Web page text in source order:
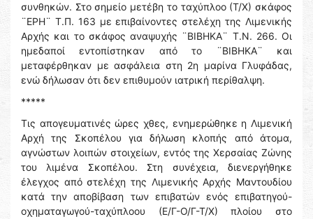
συνθηκών. Στο σημείο μετέβη το ταχύπλοο (Τ/Χ) σκάφος
¨ΕΡΗ¨ Τ.Π. 163 με επιβαίνοντες στελέχη της Λιμενικής
Αρχής και το σκάφος αναψυχής ¨ΒΙΒΗΚΑ¨ Τ.Ν. 266. Οι
ημεδαποί εντοπίστηκαν από το ¨ΒΙΒΗΚΑ¨ και
μεταφέρθηκαν με ασφάλεια στη 2η μαρίνα Γλυφάδας,
ενώ δήλωσαν ότι δεν επιθυμούν ιατρική περίθαλψη.
*****
Τις απογευματινές ώρες χθες, ενημερώθηκε η Λιμενική
Αρχή της Σκοπέλου για δήλωση κλοπής από άτομα,
αγνώστων λοιπών στοιχείων, εντός της Χερσαίας Ζώνης
του λιμένα Σκοπέλου. Στη συνέχεια, διενεργήθηκε
έλεγχος από στελέχη της Λιμενικής Αρχής Μαντουδίου
κατά την αποβίβαση των επιβατών ενός επιβατηγού-
οχηματαγωγού-ταχύπλοου (Ε/Γ-Ο/Γ-Τ/Χ) πλοίου στο